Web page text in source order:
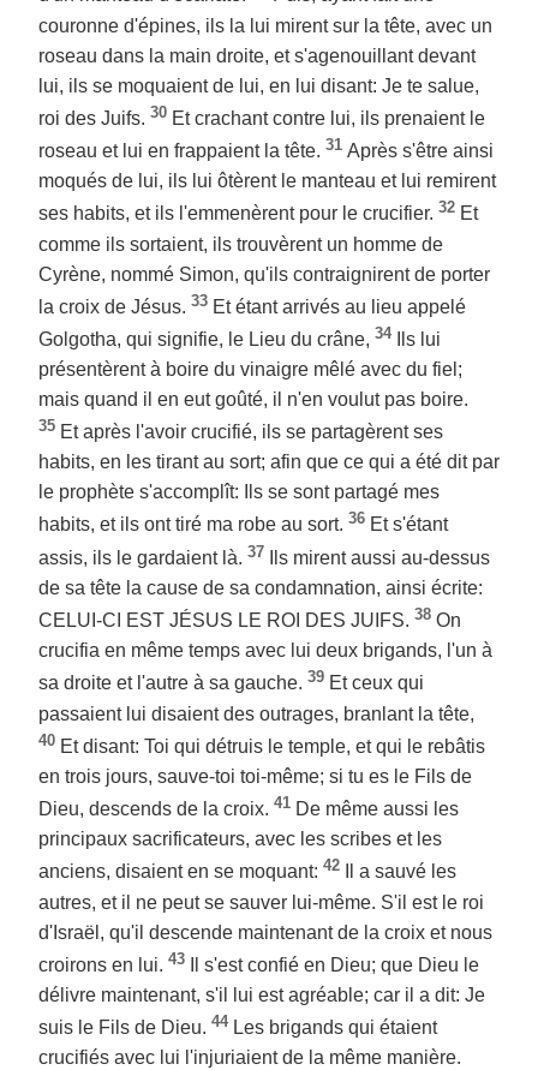
couronne d'épines, ils la lui mirent sur la tête, avec un
roseau dans la main droite, et s'agenouillant devant
lui, ils se moquaient de lui, en lui disant: Je te salue,
roi des Juifs. 30 Et crachant contre lui, ils prenaient le
roseau et lui en frappaient la tête. 31 Après s'être ainsi
moqués de lui, ils lui ôtèrent le manteau et lui remirent
ses habits, et ils l'emmenèrent pour le crucifier. 32 Et
comme ils sortaient, ils trouvèrent un homme de
Cyrène, nommé Simon, qu'ils contraignirent de porter
la croix de Jésus. 33 Et étant arrivés au lieu appelé
Golgotha, qui signifie, le Lieu du crâne, 34
Ils lui
présentèrent à boire du vinaigre mêlé avec du fiel;
mais quand il en eut goûté, il n'en voulut pas boire.
35 Et après l'avoir crucifié, ils se partagèrent ses
habits, en les tirant au sort; afin que ce qui a été dit par
le prophète s'accomplît: Ils se sont partagé mes
habits, et ils ont tiré ma robe au sort. 36 Et s'étant
assis, ils le gardaient là. 37
Ils mirent aussi au-dessus
de sa tête la cause de sa condamnation, ainsi écrite:
CELUI-CI EST JÉSUS LE ROI DES JUIFS. 38 On
crucifia en même temps avec lui deux brigands, l'un à
sa droite et l'autre à sa gauche. 39 Et ceux qui
passaient lui disaient des outrages, branlant la tête,
40 Et disant: Toi qui détruis le temple, et qui le rebâtis
en trois jours, sauve-toi toi-même; si tu es le Fils de
Dieu, descends de la croix. 41 De même aussi les
principaux sacrificateurs, avec les scribes et les
anciens, disaient en se moquant: 42
Il a sauvé les
autres, et il ne peut se sauver lui-même. S'il est le roi
d'Israël, qu'il descende maintenant de la croix et nous
croirons en lui. 43
Il s'est confié en Dieu; que Dieu le
délivre maintenant, s'il lui est agréable; car il a dit: Je
suis le Fils de Dieu. 44 Les brigands qui étaient
crucifiés avec lui l'injuriaient de la même manière.